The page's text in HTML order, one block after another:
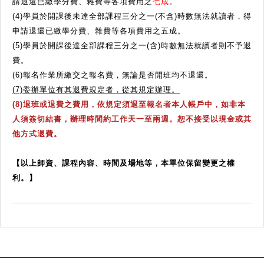
(4)學員於開課後未達全部課程三分之一(不含)時數無法就讀者，得
申請退還已繳學分費、雜費等各項費用之五成。
(5)學員於開課後達全部課程三分之一(含)時數無法就讀者則不予退
費。
(6)報名作業所繳交之報名費，無論是否開班均不退還。
(7)委辦單位有其退費規定者，從其規定辦理。
(8)退班或退費之費用，依規定須退至報名者本人帳戶中，如非本
人須簽切結書，辦理時間約工作天一至兩週。恕不接受以現金或其
他方式退費。
【以上師資、課程內容、時間及場地等，本單位保留變更之權
利。】